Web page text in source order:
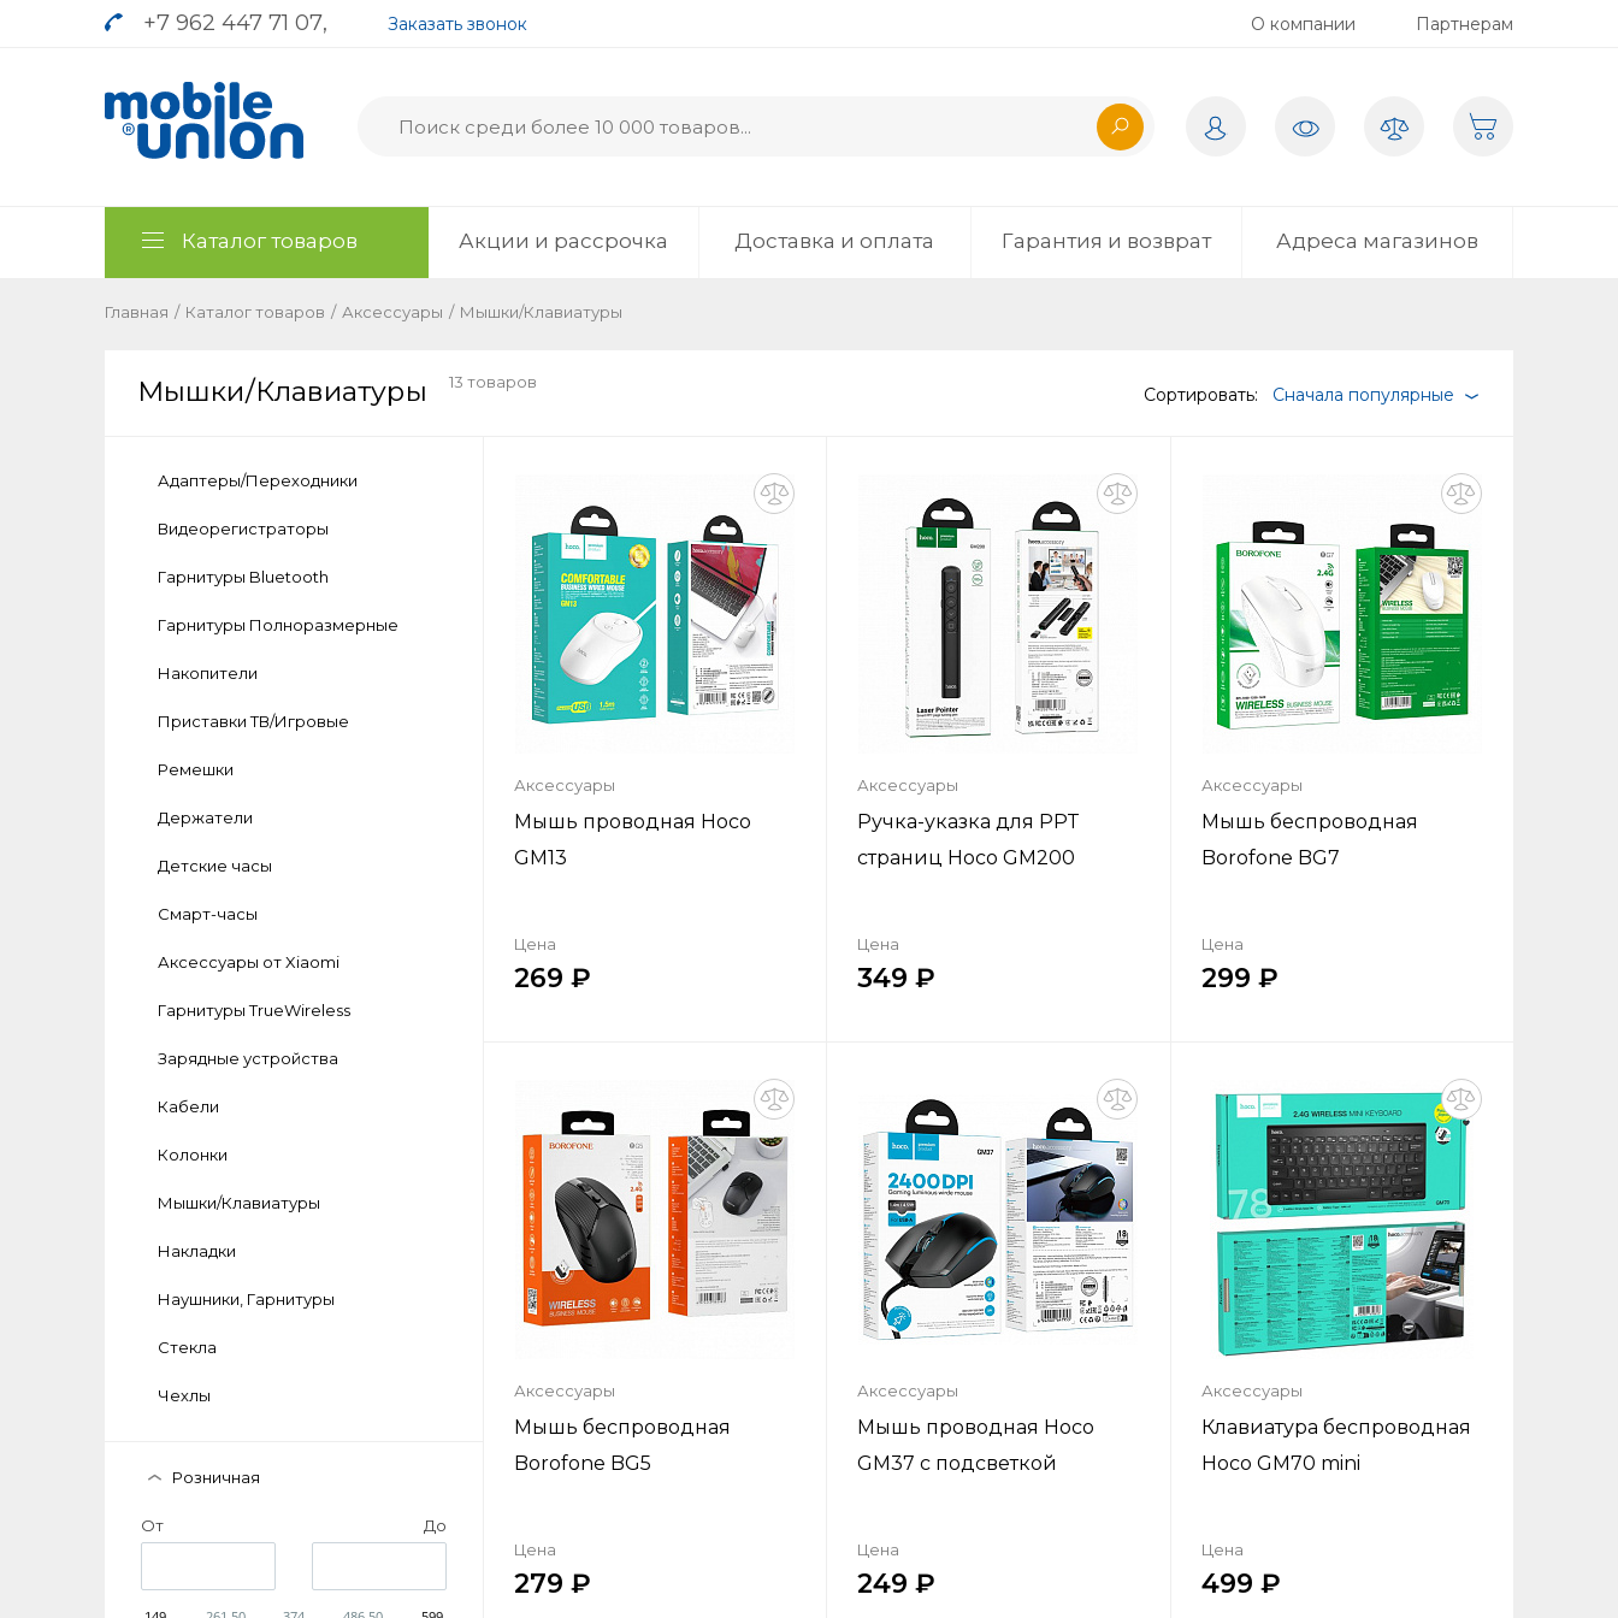
+7 962 447 71 07, Заказать звонок О компании Партнерам
Каталог товаров Акции и рассрочка Доставка и оплата Гарантия и возврат Адреса магазинов
Главная / Каталог товаров / Аксессуары / Мышки/Клавиатуры
Мышки/Клавиатуры 13 товаров
Сортировать: Сначала популярные
Адаптеры/Переходники
Видеорегистраторы
Гарнитуры Bluetooth
Гарнитуры Полноразмерные
Накопители
Приставки ТВ/Игровые
Ремешки
Держатели
Детские часы
Смарт-часы
Аксеcсуары от Xiaomi
Гарнитуры TrueWireless
Зарядные устройства
Кабели
Колонки
Мышки/Клавиатуры
Накладки
Наушники, Гарнитуры
Стекла
Чехлы
Розничная
От До
Аксессуары
Мышь проводная Hoco
GM13
Цена
269
Добавить в корзину
Аксессуары
Ручка-указка для PPT
страниц Hoco GM200
Цена
349
Добавить в корзину
Аксессуары
Мышь беспроводная
Borofone BG7
Цена
299
Добавить в корзину
Аксессуары
Мышь беспроводная
Borofone BG5
Цена
279
Аксессуары
Мышь проводная Hoco
GM37 с подсветкой
Цена
249
Аксессуары
Клавиатура беспроводная
Hoco GM70 mini
Цена
499